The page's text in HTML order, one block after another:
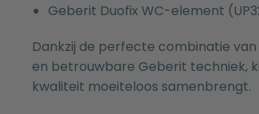
Geberit Duofix WC-element
Dankzij de perfecte combinatie
en betrouwbare Geberit techniek,
kwaliteit moeiteloos samenbrengt.